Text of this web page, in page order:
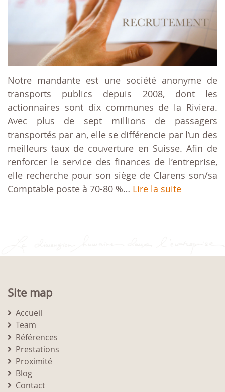
Notre mandante est une société anonyme de
transports publics depuis 2008, dont les
actionnaires sont dix communes de la Riviera.
Avec plus de sept millions de passagers
transportés par an, elle se différencie par l’un des
meilleurs taux de couverture en Suisse. Afin de
renforcer le service des finances de l’entreprise,
elle recherche pour son siège de Clarens son/sa
Comptable poste à 70-80 %… Lire la suite
Site map
Accueil
Team
Références
Prestations
Proximité
Blog
Contact